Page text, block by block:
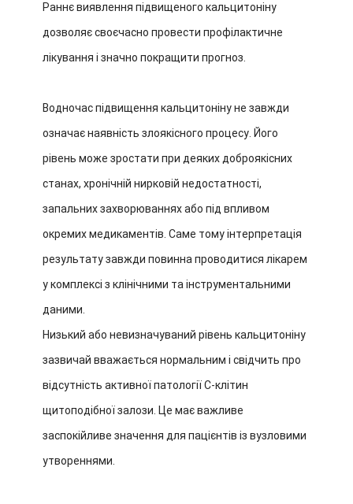
Раннє виявлення підвищеного кальцитоніну
дозволяє своєчасно провести профілактичне
лікування і значно покращити прогноз.
Водночас підвищення кальцитоніну не завжди
означає наявність злоякісного процесу. Його
рівень може зростати при деяких доброякісних
станах, хронічній нирковій недостатності,
запальних захворюваннях або під впливом
окремих медикаментів. Саме тому інтерпретація
результату завжди повинна проводитися лікарем
у комплексі з клінічними та інструментальними
даними.
Низький або невизначуваний рівень кальцитоніну
зазвичай вважається нормальним і свідчить про
відсутність активної патології С-клітин
щитоподібної залози. Це має важливе
заспокійливе значення для пацієнтів із вузловими
утвореннями.